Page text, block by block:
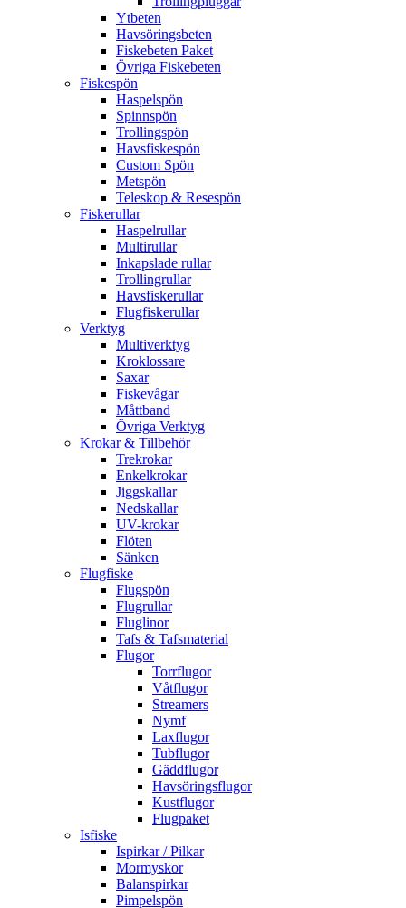
Ytbeten
Havsöringsbeten
Fiskebeten Paket
Övriga Fiskebeten
Fiskespön
Haspelspön
Spinnspön
Trollingspön
Havsfiskespön
Custom Spön
Metspön
Teleskop & Resespön
Fiskerullar
Haspelrullar
Multirullar
Inkapslade rullar
Trollingrullar
Havsfiskerullar
Flugfiskerullar
Verktyg
Multiverktyg
Kroklossare
Saxar
Fiskevågar
Måttband
Övriga Verktyg
Krokar & Tillbehör
Trekrokar
Enkelkrokar
Jiggskallar
Nedskallar
UV-krokar
Flöten
Sänken
Flugfiske
Flugspön
Flugrullar
Fluglinor
Tafs & Tafsmaterial
Flugor
Torrflugor
Våtflugor
Streamers
Nymf
Laxflugor
Tubflugor
Gäddflugor
Havsöringsflugor
Kustflugor
Flugpaket
Isfiske
Ispirkar / Pilkar
Mormyskor
Balanspirkar
Pimpelspön